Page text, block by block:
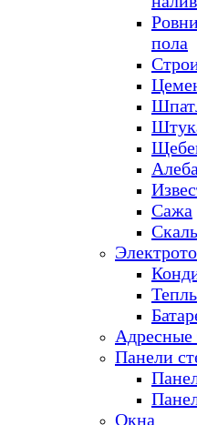
пола
Сажа
Адресные
Панели
Окна